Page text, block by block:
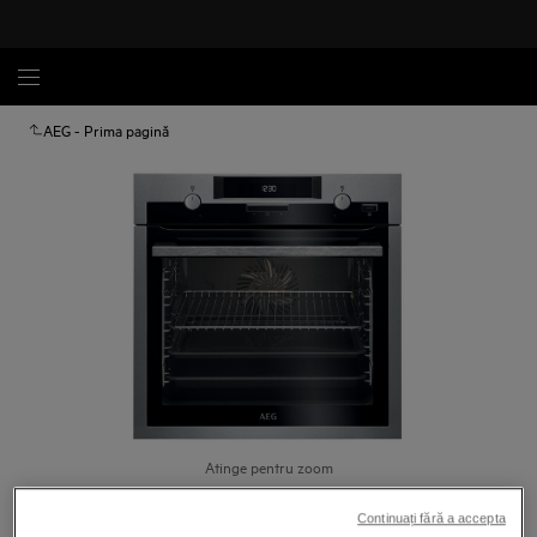
AEG - Prima pagină
Atinge pentru zoom
Continuați fără a accepta